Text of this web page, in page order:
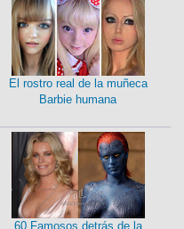
El rostro real de la muñeca
Barbie humana
60 Famosos detrás de la